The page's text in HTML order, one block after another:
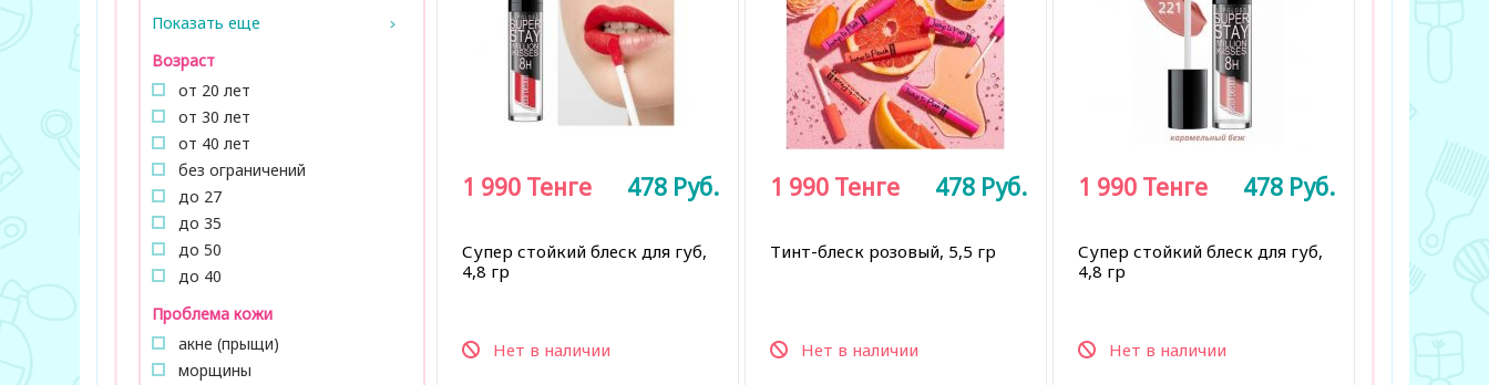
Показать еще
Возраст
от 20 лет
от 30 лет
от 40 лет
без ограничений
до 27
до 35
до 50
до 40
Проблема кожи
акне (прыщи)
морщины
Супер стойкий блеск для губ,
4,8 гр
Нет в наличии
1 990 Тенге 478 Руб.
Тинт-блеск розовый, 5,5 гр
Нет в наличии
1 990 Тенге 478 Руб.
Супер стойкий блеск для губ,
4,8 гр
Нет в наличии
1 990 Тенге 478 Руб.